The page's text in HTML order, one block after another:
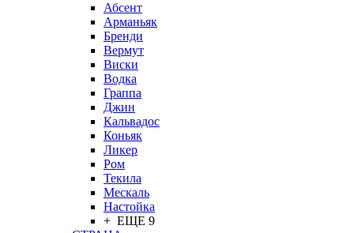
Абсент
Арманьяк
Бренди
Вермут
Виски
Водка
Граппа
Джин
Кальвадос
Коньяк
Ликер
Ром
Текила
Мескаль
Настойка
+ ЕЩЕ 9